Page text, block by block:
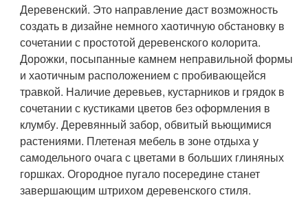
Деревенский. Это направление даст возможность
создать в дизайне немного хаотичную обстановку в
сочетании с простотой деревенского колорита.
Дорожки, посыпанные камнем неправильной формы
и хаотичным расположением с пробивающейся
травкой. Наличие деревьев, кустарников и грядок в
сочетании с кустиками цветов без оформления в
клумбу. Деревянный забор, обвитый вьющимися
растениями. Плетеная мебель в зоне отдыха у
самодельного очага с цветами в больших глиняных
горшках. Огородное пугало посередине станет
завершающим штрихом деревенского стиля.